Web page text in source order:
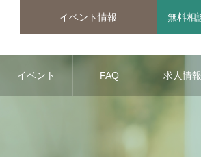
イベント情報 無料相
イベント FAQ 求人情報